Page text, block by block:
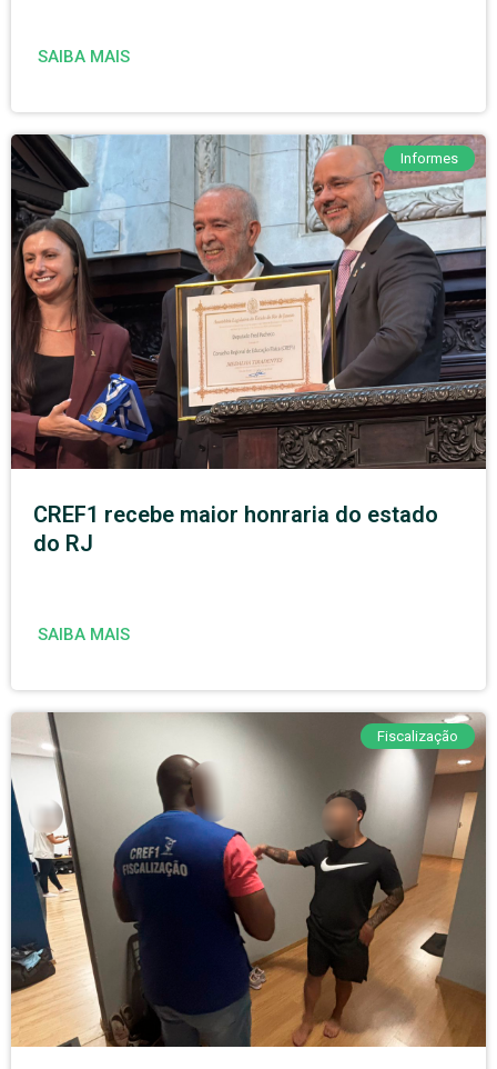
SAIBA MAIS
Informes
CREF1 recebe maior honraria do estado
do RJ
SAIBA MAIS
Fiscalização